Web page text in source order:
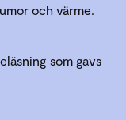
och värme.
som gavs